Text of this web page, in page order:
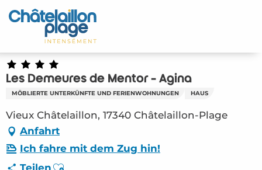
Aller
au
principal
Startseite - DE
Entdecken Sie
Aktivitäten
Zu leben
Treffpunkt
Les Demeures de Mentor - Agina
MÖBLIERTE UNTERKÜNFTE UND FERIENWOHNUNGEN HAUS
Vieux Châtelaillon, 17340 Châtelaillon-Plage
Anfahrt
Ich fahre mit dem Zug hin!
Ajouter aux favoris